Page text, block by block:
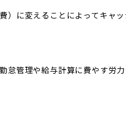
）に変えることによってキャ
怠管理や給与計算に費やす労力